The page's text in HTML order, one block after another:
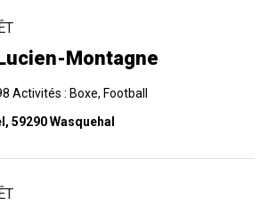
Montagne
Activités : Boxe, Football
59290 Wasquehal